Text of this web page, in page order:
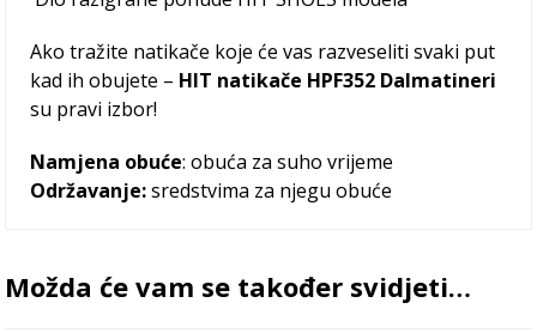
Ako tražite natikače koje će vas razveseliti svaki put
kad ih obujete – HIT natikače HPF352 Dalmatineri
su pravi izbor!
Namjena obuće: obuća za suho vrijeme
Održavanje:sredstvima za njegu obuće
Možda će vam se također svidjeti…